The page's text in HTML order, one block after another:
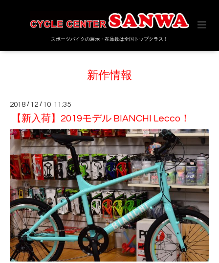
スポーツバイクの展示・在庫数は全国トップクラス！
新作情報
2018 / 12 / 10 11:35
【新入荷】2019モデル BIANCHI Lecco！